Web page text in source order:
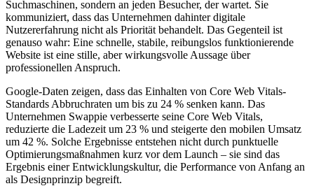
Suchmaschinen, sondern an jeden Besucher, der wartet. Sie
kommuniziert, dass das Unternehmen dahinter digitale
Nutzererfahrung nicht als Priorität behandelt. Das Gegenteil ist
genauso wahr: Eine schnelle, stabile, reibungslos funktionierende
Website ist eine stille, aber wirkungsvolle Aussage über
professionellen Anspruch.
Google-Daten zeigen, dass das Einhalten von Core Web Vitals-
Standards Abbruchraten um bis zu 24 % senken kann. Das
Unternehmen Swappie verbesserte seine Core Web Vitals,
reduzierte die Ladezeit um 23 % und steigerte den mobilen Umsatz
um 42 %. Solche Ergebnisse entstehen nicht durch punktuelle
Optimierungsmaßnahmen kurz vor dem Launch – sie sind das
Ergebnis einer Entwicklungskultur, die Performance von Anfang an
als Designprinzip begreift.